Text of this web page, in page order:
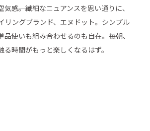
感――。繊細なニュアンスを思い通りに、
リングブランド、エヌドット。シンプル
品使いも組み合わせるのも自在。毎朝、
る時間がもっと楽しくなるはず。